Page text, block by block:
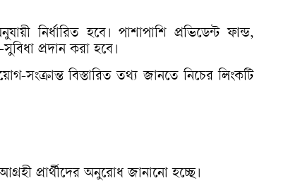
নির্ধারিত হবে। পাশাপাশি প্রভিডেন্ট ফান্ড,
প্রদান করা হবে।
সংক্রান্ত বিস্তারিত তথ্য জানতে নিচের লিংকটি
প্রার্থীদের অনুরোধ জানানো হচ্ছে।